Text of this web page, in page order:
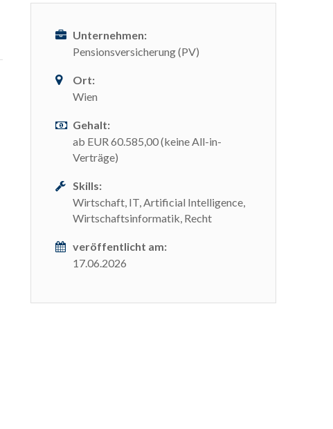
Unternehmen:
Pensionsversicherung (PV)
Ort:
Wien
Gehalt:
ab EUR 60.585,00 (keine All-in-
Verträge)
Skills:
Wirtschaft, IT, Artificial Intelligence,
Wirtschaftsinformatik, Recht
veröffentlicht am:
17.06.2026